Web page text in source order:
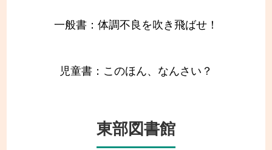
一般書：体調不良を吹き飛ばせ！
児童書：このほん、なんさい？
東部図書館